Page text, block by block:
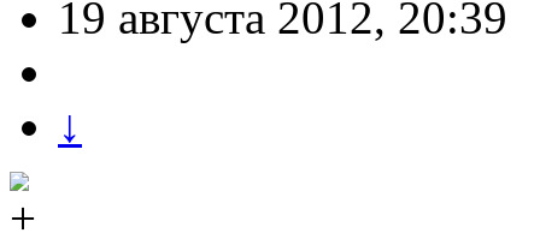
19 августа 2012, 20:39
↓